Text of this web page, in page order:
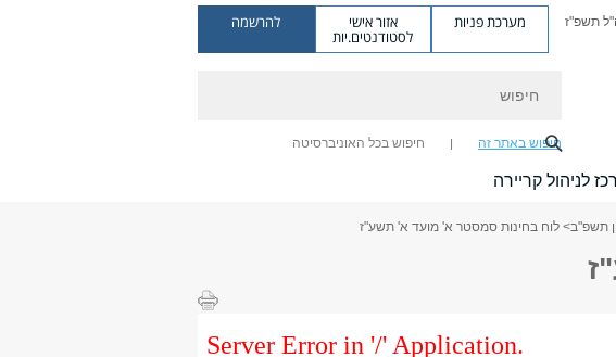
תשפ"ז מערכת פניות אזור אישי
לסטודנטים.יות
להרשמה
חיפוש באתר זה חיפוש בכל האוניברסיטה
לניהול קריירה
תשפ"ב> לוח בחינות סמסטר א' מועד א' תשע"ז